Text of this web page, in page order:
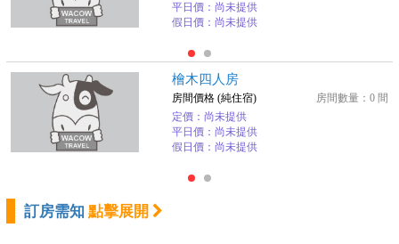
平日價：尚未提供
假日價：尚未提供
檜木四人房
房間數量：0 間
房間價格 (純住宿)
定價：尚未提供
平日價：尚未提供
假日價：尚未提供
訂房需知 點擊展開